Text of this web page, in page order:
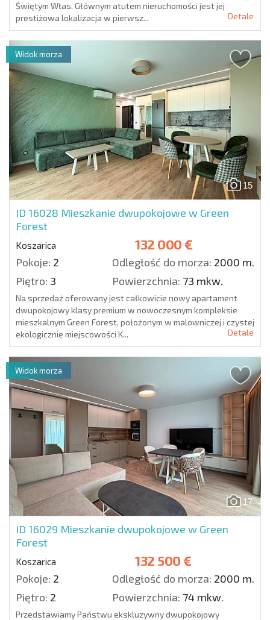
Świętym Włas. Głównym atutem nieruchomości jest jej
prestiżowa lokalizacja w pierwsz...
Detale
15
ID 16028 Mieszkanie dwupokojowe w Green
Forest
Koszarica 132 000 €
Pokoje: 2 Odległość do morza: 2000 m.
Piętro: 3 Powierzchnia: 73 mkw.
Widok morza
Na sprzedaż oferowany jest całkowicie nowy apartament
dwupokojowy klasy premium w nowoczesnym kompleksie
mieszkalnym Green Forest, położonym w malowniczej i czystej
ekologicznie miejscowości K...
Detale
17
ID 16029 Mieszkanie dwupokojowe w Green
Forest
Koszarica 132 500 €
Pokoje: 2 Odległość do morza: 2000 m.
Piętro: 2 Powierzchnia: 74 mkw.
Widok morza
Przedstawiamy Państwu ekskluzywny dwupokojowy